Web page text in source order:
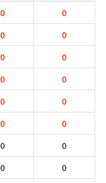
0
0
0
0
0
0
0
0
0
0
0
0
0
0
0
0